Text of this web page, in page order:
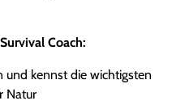
Coach:
kennst die wichtigsten
Natur